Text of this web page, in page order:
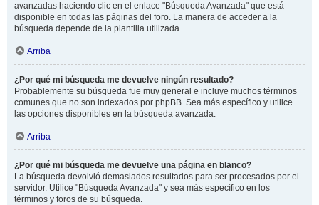
avanzadas haciendo clic en el enlace "Búsqueda Avanzada" que está
disponible en todas las páginas del foro. La manera de acceder a la
búsqueda depende de la plantilla utilizada.
Arriba
¿Por qué mi búsqueda me devuelve ningún resultado?
Probablemente su búsqueda fue muy general e incluye muchos términos
comunes que no son indexados por phpBB. Sea más específico y utilice
las opciones disponibles en la búsqueda avanzada.
Arriba
¿Por qué mi búsqueda me devuelve una página en blanco?
La búsqueda devolvió demasiados resultados para ser procesados por el
servidor. Utilice "Búsqueda Avanzada" y sea más específico en los
términos y foros de su búsqueda.